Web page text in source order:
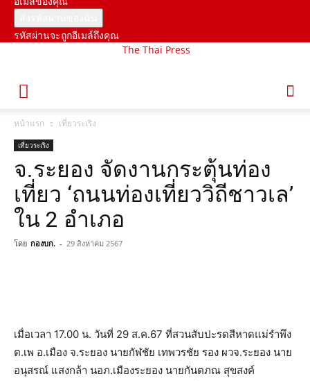
รหัสผ่านจะถูกอีเมล์ถึงคุณ
The Thai Press
หน้าแรก เที่ยวระเริง
เที่ยวระเริง
จ.ระยอง จัดงานกระตุ้นท่อง
เที่ยว ‘ถนนท่องเที่ยววิถีชาวเล’
ใน 2 อำเภอ
โดย กองบก. - 29 สิงหาคม 2567
เมื่อเวลา 17.00 น. วันที่ 29 ส.ค.67 ที่สวนสับปะรดสีหาดแม่รำพึง
ต.เพ อ.เมือง จ.ระยอง นายกัฬชัย เทพวรชัย รอง ผวจ.ระยอง นาย
อนุสรณ์ แสงกล้า นอภ.เมืองระยอง นายกันตภณ สุขสงค์